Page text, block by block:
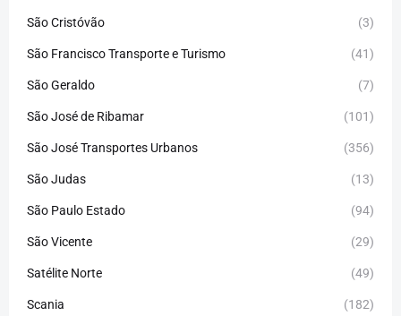
São Cristóvão (3)
São Francisco Transporte e Turismo (41)
São Geraldo (7)
São José de Ribamar (101)
São José Transportes Urbanos (356)
São Judas (13)
São Paulo Estado (94)
São Vicente (29)
Satélite Norte (49)
Scania (182)